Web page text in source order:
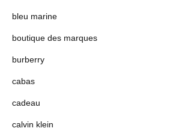
bleu marine
boutique des marques
burberry
cabas
cadeau
calvin klein